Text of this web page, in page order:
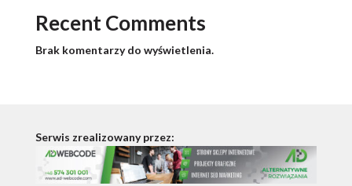
Recent Comments
Brak komentarzy do wyświetlenia.
Serwis zrealizowany przez: